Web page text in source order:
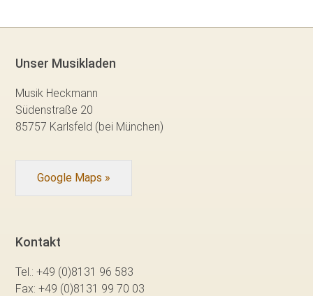
Unser Musikladen
Musik Heckmann
Südenstraße 20
85757 Karlsfeld (bei München)
Google Maps »
Kontakt
Tel.:+49 (0)8131 96 583
Fax:+49 (0)8131 99 70 03